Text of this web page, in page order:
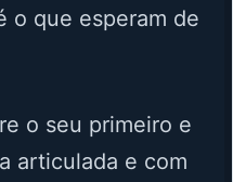
o que esperam de
o seu primeiro e
articulada e com